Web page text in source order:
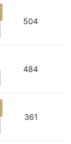
504
484
361